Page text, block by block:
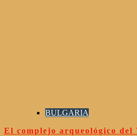
BULGARIA
El complejo arqueológico del